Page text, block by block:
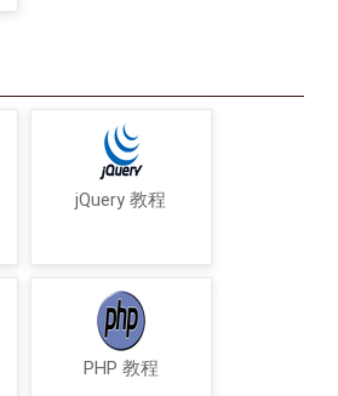
jQuery 教程
PHP 教程